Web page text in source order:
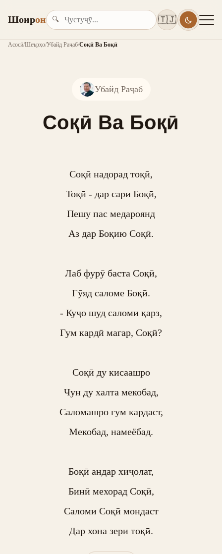
Шоирон 🔍 🇹🇯
Асосӣ/Шеърҳо/Убайд Раҷаб/Соқӣ Ва Боқӣ
Убайд Раҷаб
Соқӣ Ва Боқӣ
Соқӣ надорад тоқӣ,
Тоқӣ - дар сари Боқӣ,
Пешу пас медароянд
Аз дар Боқию Соқӣ.
Лаб фурӯ баста Соқӣ,
Гӯяд саломе Боқӣ.
- Куҷо шуд саломи қарз,
Гум кардӣ магар, Соқӣ?
Соқӣ ду кисаашро
Чун ду халта мекобад,
Саломашро гум кардаст,
Мекобад, намеёбад.
Боқӣ андар хиҷолат,
Бинӣ мехорад Соқӣ,
Саломи Соқӣ мондаст
Дар хона зери тоқӣ.